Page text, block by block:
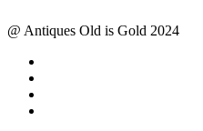
@ Antiques Old is Gold 2024